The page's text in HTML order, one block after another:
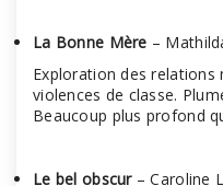
La Bonne Mère –
Exploration des
violences de classe.
Beaucoup plus profond
Le bel obscur– Caroline